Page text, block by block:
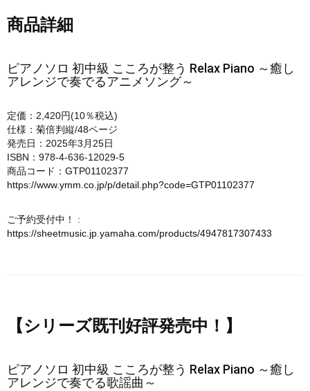
商品詳細
ピアノソロ 初中級 こころが整う Relax Piano ～癒し
アレンジで奏でるアニメソング～
定価：2,420円(10％税込)
仕様：菊倍判縦/48ページ
発売日：2025年3月25日
ISBN：978-4-636-12029-5
商品コード：GTP01102377
https://www.ymm.co.jp/p/detail.php?code=GTP01102377
ご予約受付中！ :
https://sheetmusic.jp.yamaha.com/products/4947817307433
【シリーズ既刊好評発売中！】
ピアノソロ 初中級 こころが整う Relax Piano ～癒し
アレンジで奏でる歌謡曲～